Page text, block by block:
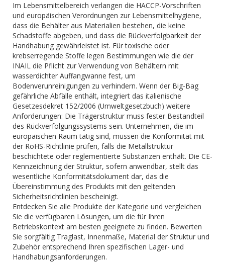
Im Lebensmittelbereich verlangen die HACCP-Vorschriften
und europäischen Verordnungen zur Lebensmittelhygiene,
dass die Behälter aus Materialien bestehen, die keine
Schadstoffe abgeben, und dass die Rückverfolgbarkeit der
Handhabung gewährleistet ist. Für toxische oder
krebserregende Stoffe legen Bestimmungen wie die der
INAIL die Pflicht zur Verwendung von Behältern mit
wasserdichter Auffangwanne fest, um
Bodenverunreinigungen zu verhindern. Wenn der Big-Bag
gefährliche Abfälle enthält, integriert das italienische
Gesetzesdekret 152/2006 (Umweltgesetzbuch) weitere
Anforderungen: Die Trägerstruktur muss fester Bestandteil
des Rückverfolgungssystems sein. Unternehmen, die im
europäischen Raum tätig sind, müssen die Konformität mit
der RoHS-Richtlinie prüfen, falls die Metallstruktur
beschichtete oder reglementierte Substanzen enthält. Die CE-
Kennzeichnung der Struktur, sofern anwendbar, stellt das
wesentliche Konformitätsdokument dar, das die
Übereinstimmung des Produkts mit den geltenden
Sicherheitsrichtlinien bescheinigt.
Entdecken Sie alle Produkte der Kategorie und vergleichen
Sie die verfügbaren Lösungen, um die für Ihren
Betriebskontext am besten geeignete zu finden. Bewerten
Sie sorgfältig Traglast, Innenmaße, Material der Struktur und
Zubehör entsprechend Ihren spezifischen Lager- und
Handhabungsanforderungen.